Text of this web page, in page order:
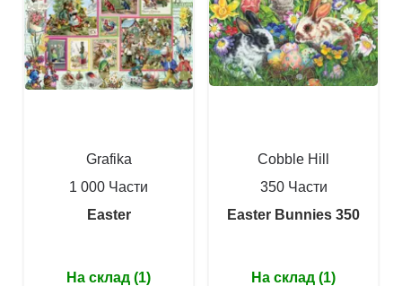
Grafika
1 000 Части
Easter
На склад (1)
Cobble Hill
350 Части
Easter Bunnies 350
На склад (1)